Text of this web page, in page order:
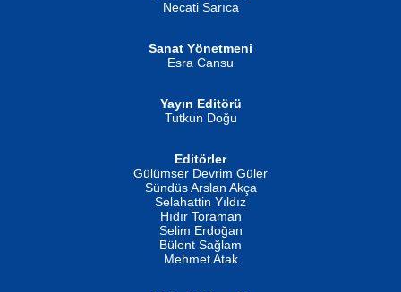
İSMAİL OKUTAN
Erkeklerin Kahrolması Ne Demektir
Evvel Zaman Tanrıçası...
Necati Sarıca
Sanat Yönetmeni
Esra Cansu
Yayın Editörü
Tutkun Doğu
Editörler
Gülümser Devrim Güler
Sündüs Arslan Akça
Selahattin Yıldız
Hıdır Toraman
Selim Erdoğan
Bülent Sağlam
Mehmet Atak